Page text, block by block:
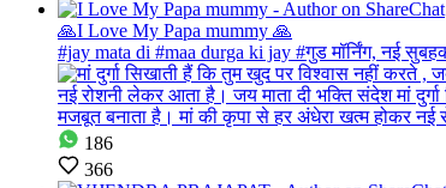
🙏I Love My Papa mummy 🙏
#jay mata di #maa durga ki jay #गुड मॉर्निंग, नई
186
366